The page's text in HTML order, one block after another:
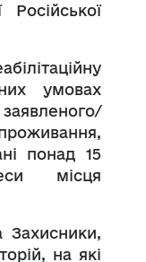
Російської
умовах
понад 15
місця
Захисники,
на які